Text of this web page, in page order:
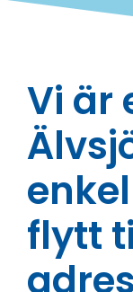
Vi är
flytt